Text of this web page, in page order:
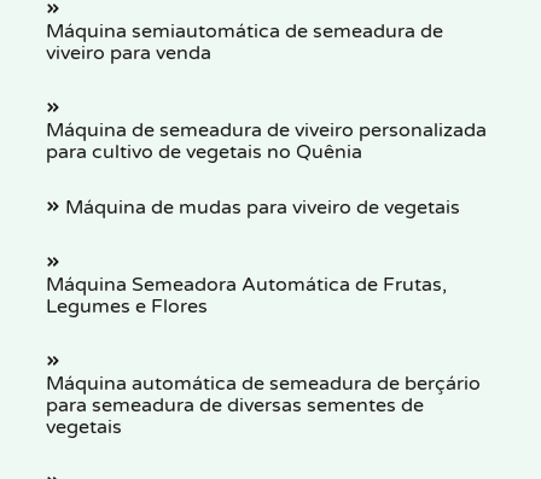
Máquina semiautomática de semeadura de
viveiro para venda
Máquina de semeadura de viveiro personalizada
para cultivo de vegetais no Quênia
Máquina de mudas para viveiro de vegetais
Máquina Semeadora Automática de Frutas,
Legumes e Flores
Máquina automática de semeadura de berçário
para semeadura de diversas sementes de
vegetais